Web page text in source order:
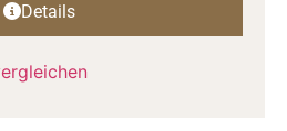
Details